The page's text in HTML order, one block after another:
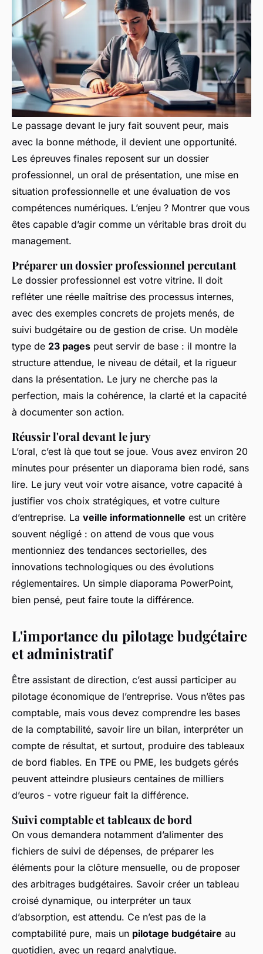
Le passage devant le jury fait souvent peur, mais
avec la bonne méthode, il devient une opportunité.
Les épreuves finales reposent sur un dossier
professionnel, un oral de présentation, une mise en
situation professionnelle et une évaluation de vos
compétences numériques. L’enjeu ? Montrer que vous
êtes capable d’agir comme un véritable bras droit du
management.
Préparer un dossier professionnel percutant
Le dossier professionnel est votre vitrine. Il doit
refléter une réelle maîtrise des processus internes,
avec des exemples concrets de projets menés, de
suivi budgétaire ou de gestion de crise. Un modèle
type de 23 pages peut servir de base : il montre la
structure attendue, le niveau de détail, et la rigueur
dans la présentation. Le jury ne cherche pas la
perfection, mais la cohérence, la clarté et la capacité
à documenter son action.
Réussir l'oral devant le jury
L’oral, c’est là que tout se joue. Vous avez environ 20
minutes pour présenter un diaporama bien rodé, sans
lire. Le jury veut voir votre aisance, votre capacité à
justifier vos choix stratégiques, et votre culture
d’entreprise. La veille informationnelle est un critère
souvent négligé : on attend de vous que vous
mentionniez des tendances sectorielles, des
innovations technologiques ou des évolutions
réglementaires. Un simple diaporama PowerPoint,
bien pensé, peut faire toute la différence.
L'importance du pilotage budgétaire
et administratif
Être assistant de direction, c’est aussi participer au
pilotage économique de l’entreprise. Vous n’êtes pas
comptable, mais vous devez comprendre les bases
de la comptabilité, savoir lire un bilan, interpréter un
compte de résultat, et surtout, produire des tableaux
de bord fiables. En TPE ou PME, les budgets gérés
peuvent atteindre plusieurs centaines de milliers
d’euros - votre rigueur fait la différence.
Suivi comptable et tableaux de bord
On vous demandera notamment d’alimenter des
fichiers de suivi de dépenses, de préparer les
éléments pour la clôture mensuelle, ou de proposer
des arbitrages budgétaires. Savoir créer un tableau
croisé dynamique, ou interpréter un taux
d’absorption, est attendu. Ce n’est pas de la
comptabilité pure, mais un pilotage budgétaire au
quotidien, avec un regard analytique.